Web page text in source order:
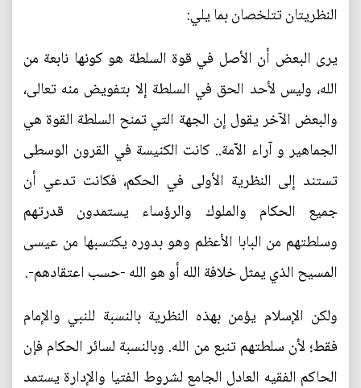
النظريتان تتلخصان بما يلي:
يرى البعض أن الأصل في قوة السلطة هو كونها نابعة من
الله، وليس لأحد الحق في السلطة إلا بتفويض منه تعالى،
والبعض الآخر يقول إن الجهة التي تمنح السلطة القوة هي
الجماهير و آراء الآمة.. كانت الكنيسة في القرون الوسطى
تستند إلى النظرية الأولى في الحكم، فكانت تدعي أن
جميع الحكام والملوك والرؤساء يستمدون قدرتهم
وسلطتهم من البابا الأعظم وهو بدوره يكتسبها من عيسى
المسيح الذي يمثل خلافة الله أو هو الله -حسب اعتقادهم-.
ولكن الإسلام يؤمن بهذه النظرية بالنسبة للنبي والإمام
فقط؛ لأن سلطتهم تنبع من الله. وبالنسبة لسائر الحكام فإن
الحاكم الفقيه العادل الجامع لشروط الفتيا والإدارة يستمد